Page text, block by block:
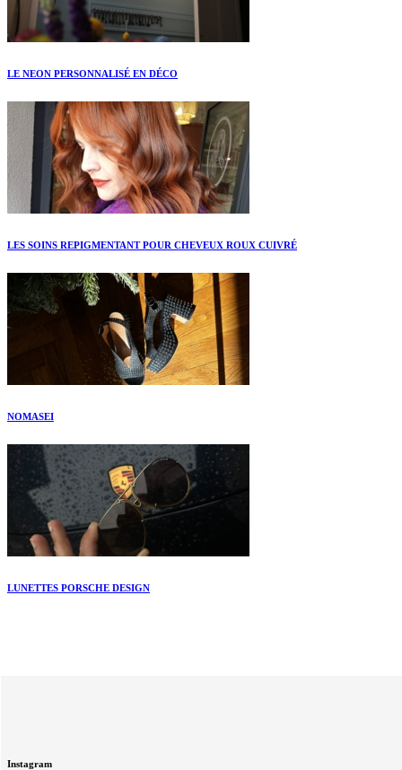
LE NEON PERSONNALISÉ EN DÉCO
LES SOINS REPIGMENTANT POUR CHEVEUX ROUX CUIVRÉ
NOMASEI
LUNETTES PORSCHE DESIGN
Instagram